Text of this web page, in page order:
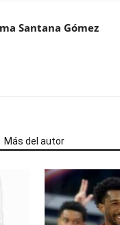
Santana Gómez
Más del autor